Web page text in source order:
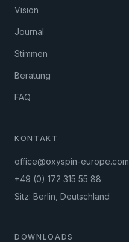
Vision
Journal
Stimmen
Beratung
FAQ
KONTAKT
office@oxyspin-europe.com
+49 (0) 172 315 55 88
Sitz: Berlin, Deutschland
DOWNLOADS